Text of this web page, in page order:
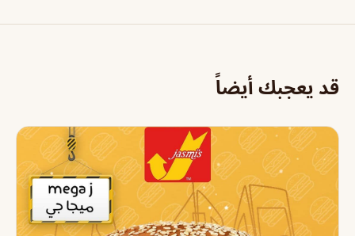
قد يعجبك أيضاً